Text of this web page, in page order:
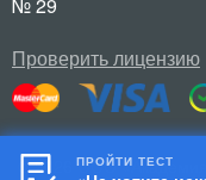
Проверить лицензию
© 2026 ОООПРОЙТИ ТЕСТ